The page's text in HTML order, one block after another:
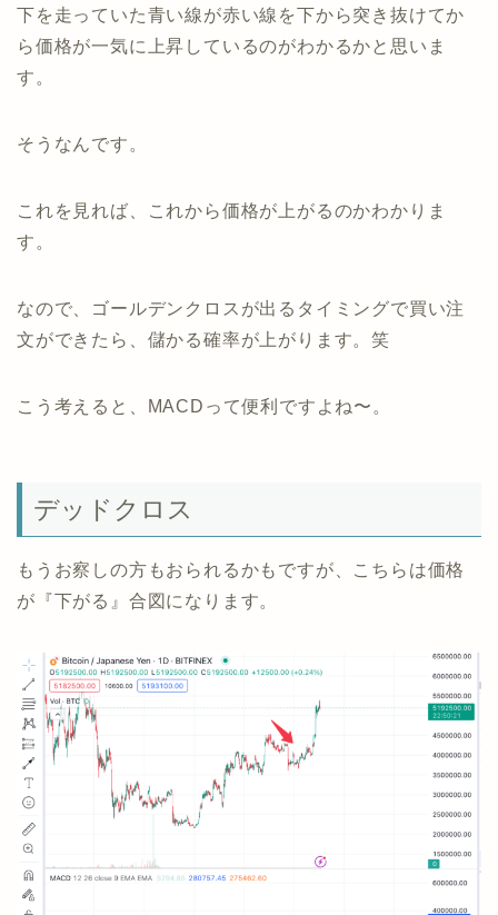
下を走っていた青い線が赤い線を下から突き抜けてか
ら価格が一気に上昇しているのがわかるかと思いま
す。
そうなんです。
これを見れば、これから価格が上がるのかわかりま
す。
なので、ゴールデンクロスが出るタイミングで買い注
文ができたら、儲かる確率が上がります。笑
こう考えると、MACDって便利ですよね〜。
デッドクロス
もうお察しの方もおられるかもですが、こちらは価格
が『下がる』合図になります。